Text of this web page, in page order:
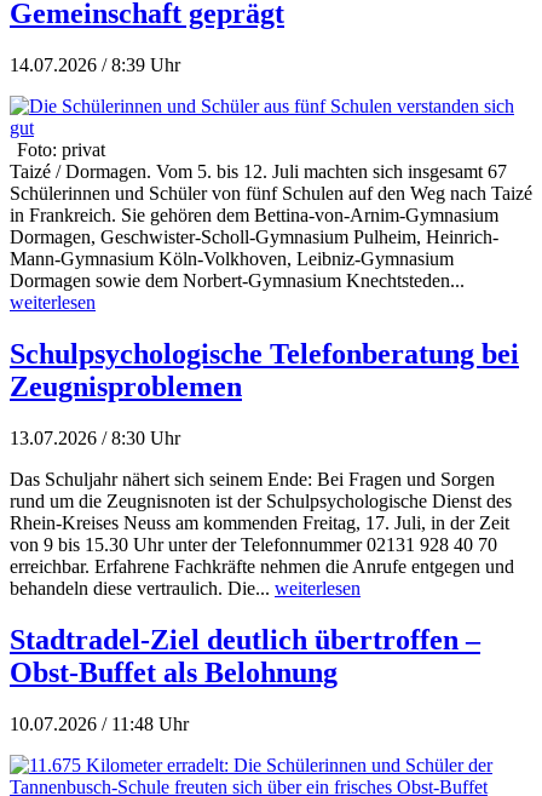
Gemeinschaft geprägt
14.07.2026 / 8:39 Uhr
Foto: privat
Taizé / Dormagen. Vom 5. bis 12. Juli machten sich insgesamt 67
Schülerinnen und Schüler von fünf Schulen auf den Weg nach Taizé
in Frankreich. Sie gehören dem Bettina-von-Arnim-Gymnasium
Dormagen, Geschwister-Scholl-Gymnasium Pulheim, Heinrich-
Mann-Gymnasium Köln-Volkhoven, Leibniz-Gymnasium
Dormagen sowie dem Norbert-Gymnasium Knechtsteden...
weiterlesen
Schulpsychologische Telefonberatung bei
Zeugnisproblemen
13.07.2026 / 8:30 Uhr
Das Schuljahr nähert sich seinem Ende: Bei Fragen und Sorgen
rund um die Zeugnisnoten ist der Schulpsychologische Dienst des
Rhein-Kreises Neuss am kommenden Freitag, 17. Juli, in der Zeit
von 9 bis 15.30 Uhr unter der Telefonnummer 02131 928 40 70
erreichbar. Erfahrene Fachkräfte nehmen die Anrufe entgegen und
behandeln diese vertraulich. Die... weiterlesen
Stadtradel-Ziel deutlich übertroffen –
Obst-Buffet als Belohnung
10.07.2026 / 11:48 Uhr